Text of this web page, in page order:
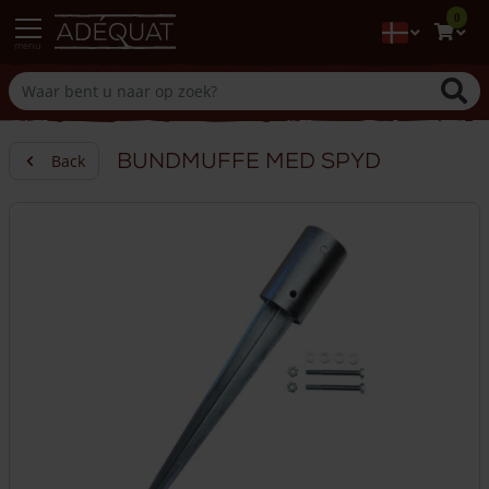
0
Back Bundmuffe med spyd